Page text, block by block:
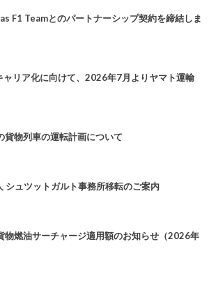
F1 Teamとのパートナーシップ契約を締結しま
ャリア化に向けて、2026年7月よりヤマト運輸
貨物列車の運転計画について
シュツットガルト事務所移転のご案内
物燃油サーチャージ適用額のお知らせ（2026年